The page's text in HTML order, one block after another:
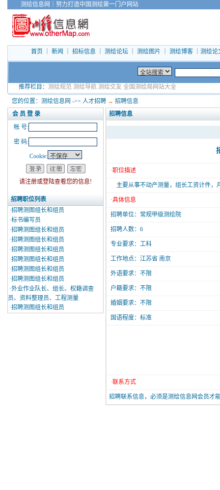
测绘信息网 努力打造中国测绘第一门户网站
首页 新闻 招标信息｜ 测绘论坛｜ 测绘图片 测绘博客｜ 测绘论
推荐栏目： 测绘规范 测绘导航 测绘交友 全国测绘局网站大全
您的位置： 测绘信息网 ->> 人才招聘 → 招聘信息
会 员 登 录
帐 号:
密 码:
Cookie:
请注册或登陆查看您的信息!
招聘职位列表
·招聘测图组长和组员
·标书编写员
·招聘测图组长和组员
·招聘测图组长和组员
·招聘测图组长和组员
·招聘测图组长和组员
·招聘测图组长和组员
·招聘测图组长和组员
·外业作业队长、组长、权籍调查
员、资料整理员、工程测量
·招聘测图组长和组员
招聘信息
·职位描述
主要从事不动产测量，组长工资计件，
·具体信息
招聘单位： 常规甲级测绘院
招聘人数：6
专业要求：工科
工作地点：江苏省 南京
外语要求：不限
户籍要求：不限
婚姻要求：不限
国语程度：标准
·联系方式
招聘联系信息，必须是测绘信息网会员才